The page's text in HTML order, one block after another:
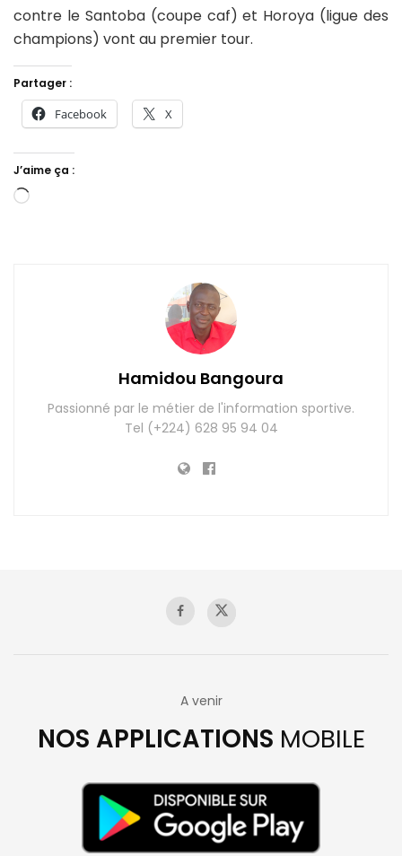
contre le Santoba (coupe caf) et Horoya (ligue des
champions) vont au premier tour.
Partager :
Facebook X
J’aime ça :
Chargement…
Hamidou Bangoura
Passionné par le métier de l'information sportive.
Tel (+224) 628 95 94 04
A venir
NOS APPLICATIONS MOBILE